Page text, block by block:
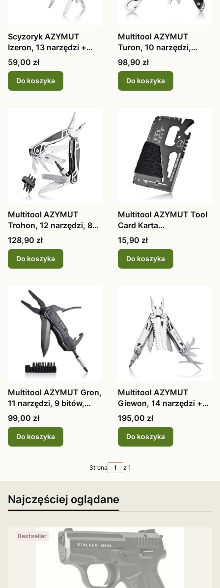
Scyzoryk AZYMUT
Izeron, 13 narzędzi +
kabura
Cena
59,00 zł
Do koszyka
Multitool AZYMUT
Turon, 10 narzędzi,
karabinek, kabura
Cena
98,90 zł
Do koszyka
Multitool AZYMUT
Trohon, 12 narzędzi, 8
bitów, kabura
Cena
128,90 zł
Do koszyka
Multitool AZYMUT Tool
Card Karta
wielofunkcyjna
survivalowa
Cena
15,90 zł
Do koszyka
Multitool AZYMUT Gron,
11 narzędzi, 9 bitów,
kabura H-P224052
Cena
99,00 zł
Do koszyka
Multitool AZYMUT
Giewon, 14 narzędzi +
kabura do pasa H2038
Cena
195,00 zł
Do koszyka
Strona z 1
Najczęściej oglądane
Bestseller